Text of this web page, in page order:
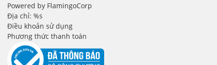
Powered by FlamingoCorp
Địa chỉ: %s
Điều khoản sử dụng
Phương thức thanh toán